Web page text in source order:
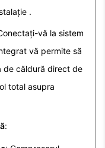
.
vă la sistem
vă permite să
de căldură direct de
total asupra
: